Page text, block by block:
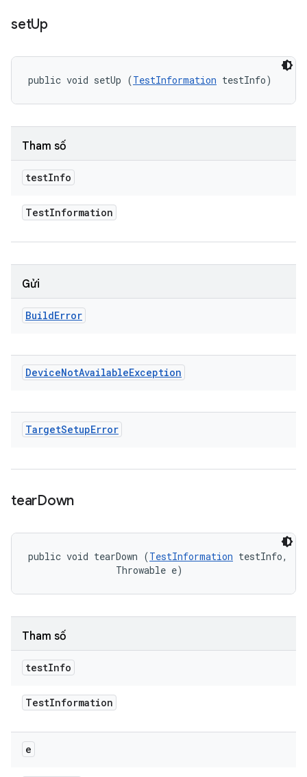
setUp
public void setUp (TestInformation testInfo)
Tham số
testInfo
TestInformation
Gửi
BuildError
DeviceNotAvailableException
TargetSetupError
tearDown
public void tearDown (TestInformation testInfo,
                Throwable e)
Tham số
testInfo
TestInformation
e